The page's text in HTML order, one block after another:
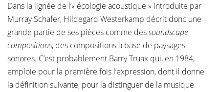
Dans la lignée de l’« écologie acoustique » introduite par
Murray Schafer, Hildegard Westerkamp décrit donc une
grande partie de ses pièces comme dessoundscape
compositions, des compositions à base de paysages
sonores. C’est probablement Barry Truax qui, en 1984,
emploie pour la première fois l’expression, dont il donne
la définition suivante, pour la distinguer de la musique